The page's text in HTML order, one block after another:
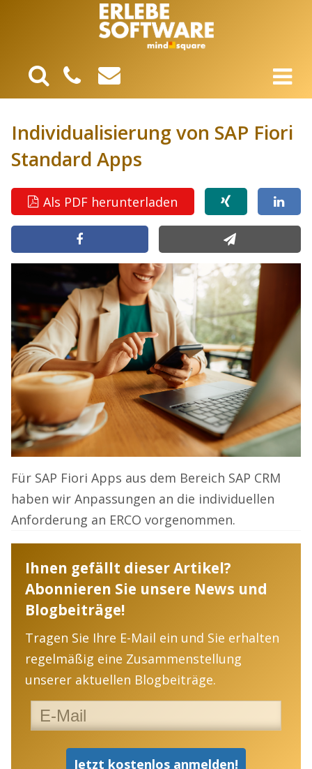
Individualisierung von SAP Fiori
Standard Apps
Als PDF herunterladen
Für SAP Fiori Apps aus dem Bereich SAP CRM
haben wir Anpassungen an die individuellen
Anforderung an ERCO vorgenommen.
Ihnen gefällt dieser Artikel?
Abonnieren Sie unsere News und
Blogbeiträge!
Tragen Sie Ihre E-Mail ein und Sie erhalten
regelmäßig eine Zusammenstellung
unserer aktuellen Blogbeiträge.